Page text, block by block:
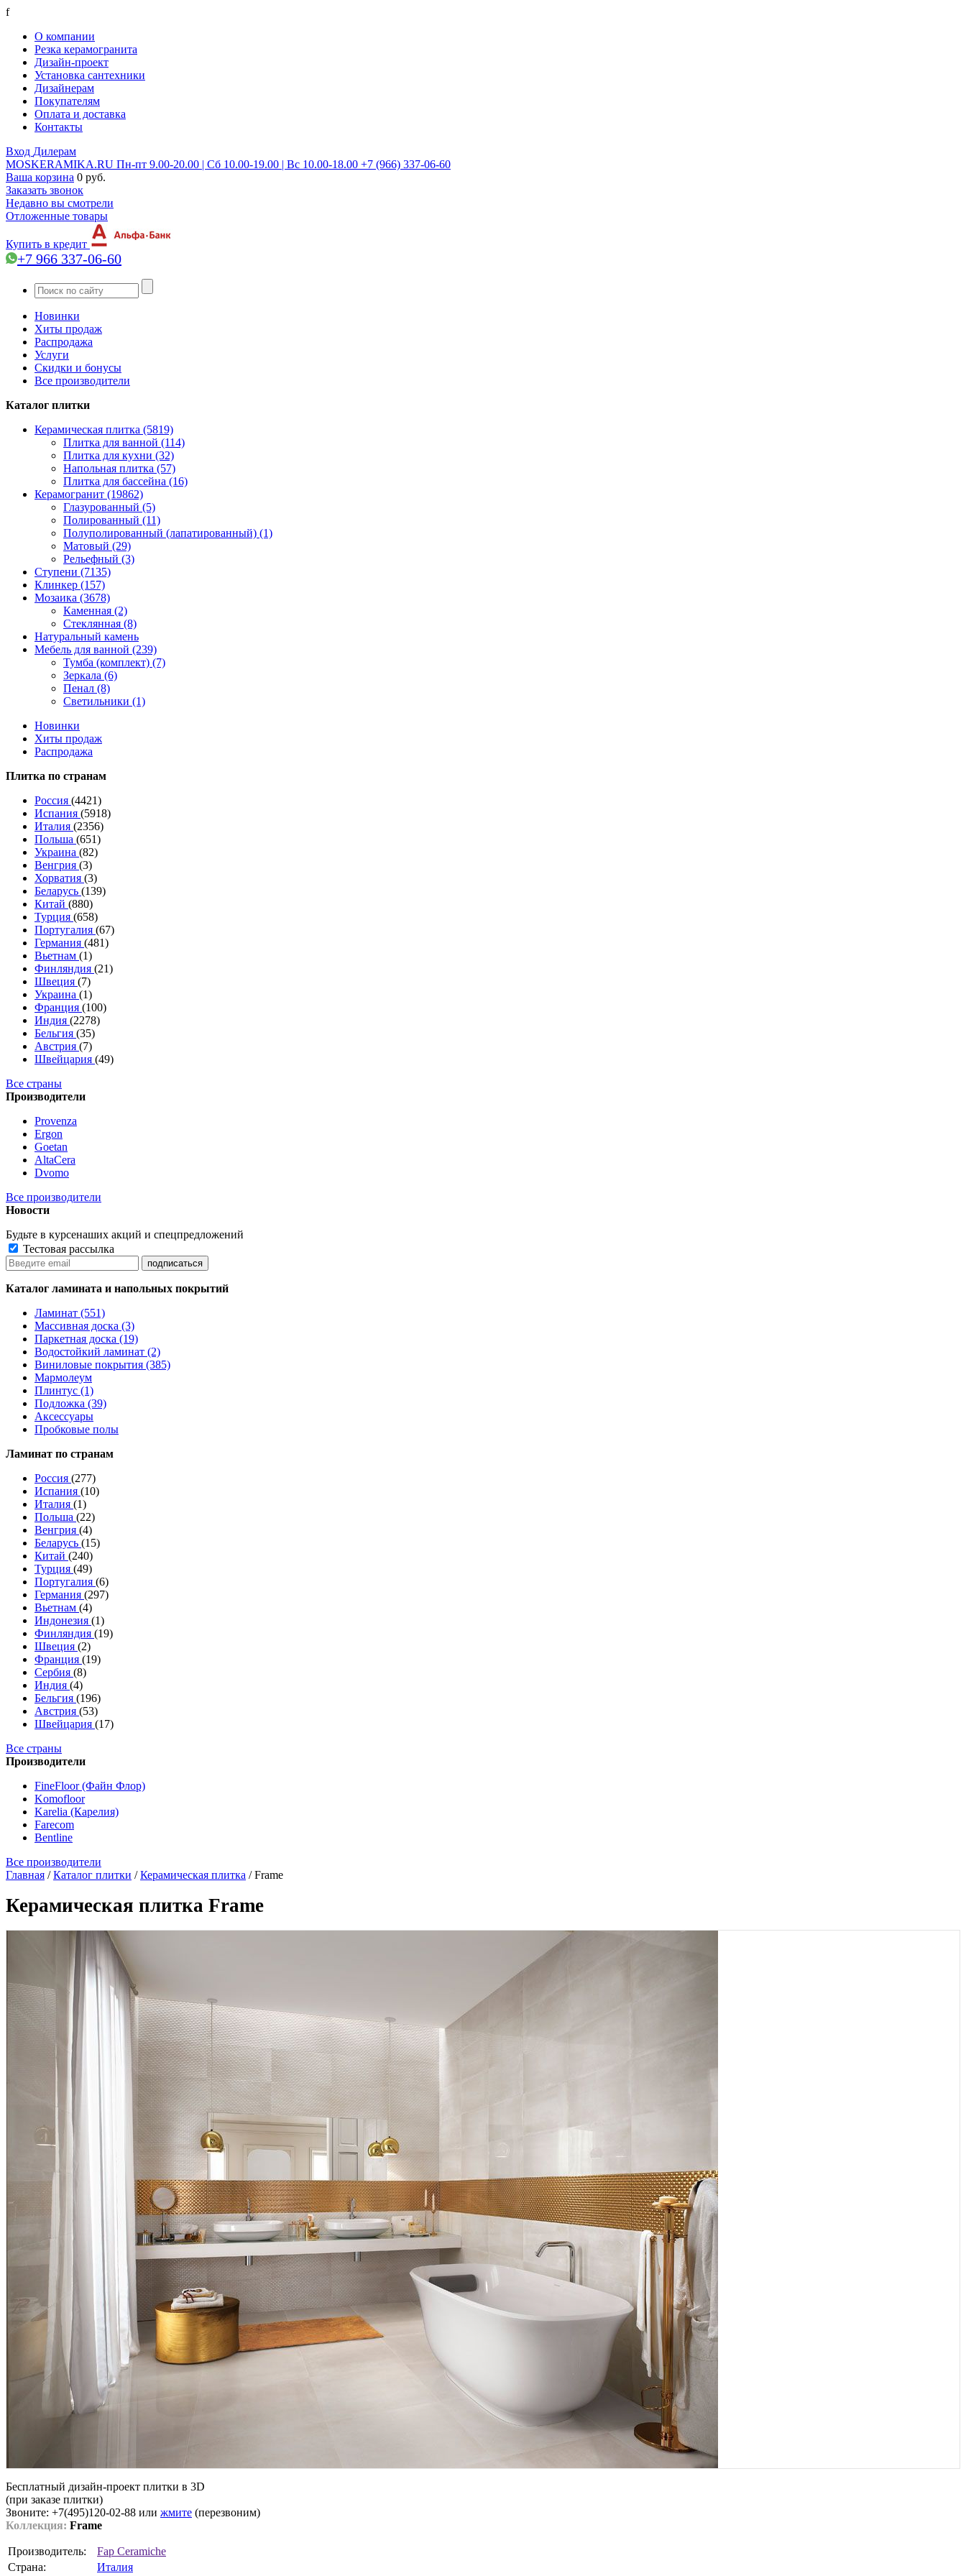
f
О компании
Резка керамогранита
Дизайн-проект
Установка сантехники
Дизайнерам
Покупателям
Оплата и доставка
Контакты
Вход Дилерам
MOSKERAMIKA.RU Пн-пт 9.00-20.00 | Сб 10.00-19.00 | Вс 10.00-18.00 +7 (966) 337-06-60
Ваша корзина 0 руб.
Заказать звонок
Недавно вы смотрели
Отложенные товары
Купить в кредит
+7 966 337-06-60
Новинки
Хиты продаж
Распродажа
Услуги
Скидки и бонусы
Все производители
Каталог плитки
Керамическая плитка (5819)
Плитка для ванной (114)
Плитка для кухни (32)
Напольная плитка (57)
Плитка для бассейна (16)
Керамогранит (19862)
Глазурованный (5)
Полированный (11)
Полуполированный (лапатированный) (1)
Матовый (29)
Рельефный (3)
Ступени (7135)
Клинкер (157)
Мозаика (3678)
Каменная (2)
Стеклянная (8)
Натуральный камень
Мебель для ванной (239)
Тумба (комплект) (7)
Зеркала (6)
Пенал (8)
Светильники (1)
Новинки
Хиты продаж
Распродажа
Плитка по странам
Россия (4421)
Испания (5918)
Италия (2356)
Польша (651)
Украина (82)
Венгрия (3)
Хорватия (3)
Беларусь (139)
Китай (880)
Турция (658)
Португалия (67)
Германия (481)
Вьетнам (1)
Финляндия (21)
Швеция (7)
Украина (1)
Франция (100)
Индия (2278)
Бельгия (35)
Австрия (7)
Швейцария (49)
Все страны
Производители
Provenza
Ergon
Goetan
AltaСera
Dvomo
Все производители
Новости
Будьте в курсенаших акций и спецпредложений
Тестовая рассылка
Каталог ламината и напольных покрытий
Ламинат (551)
Массивная доска (3)
Паркетная доска (19)
Водостойкий ламинат (2)
Виниловые покрытия (385)
Мармолеум
Плинтус (1)
Подложка (39)
Аксессуары
Пробковые полы
Ламинат по странам
Россия (277)
Испания (10)
Италия (1)
Польша (22)
Венгрия (4)
Беларусь (15)
Китай (240)
Турция (49)
Португалия (6)
Германия (297)
Вьетнам (4)
Индонезия (1)
Финляндия (19)
Швеция (2)
Франция (19)
Сербия (8)
Индия (4)
Бельгия (196)
Австрия (53)
Швейцария (17)
Все страны
Производители
FineFloor (Файн Флор)
Komofloor
Karelia (Карелия)
Farecom
Bentline
Все производители
Главная /Каталог плитки /Керамическая плитка /Frame
Керамическая плитка Frame
Бесплатный дизайн-проект плитки в 3D
(при заказе плитки)
Звоните: +7(495)120-02-88 или жмите (перезвоним)
Коллекция: Frame
Производитель:
Fap Ceramiche
Страна:
Италия